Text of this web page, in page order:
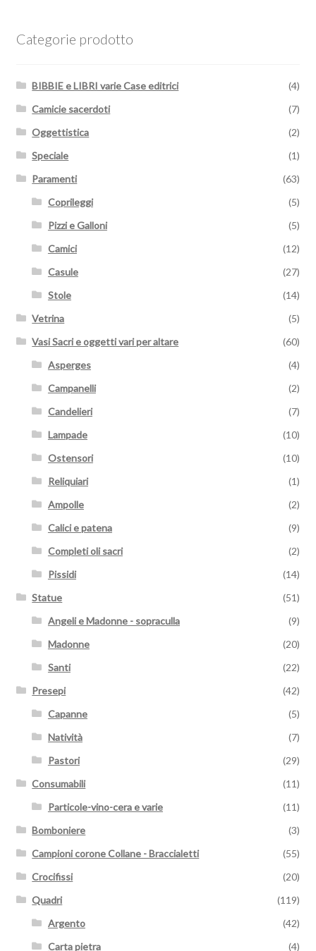
Categorie prodotto
BIBBIE e LIBRI varie Case editrici
(4)
Camicie sacerdoti
(7)
Oggettistica
(2)
Speciale
(1)
Paramenti
(63)
Coprileggi
(5)
Pizzi e Galloni
(5)
Camici
(12)
Casule
(27)
Stole
(14)
Vetrina
(5)
Vasi Sacri e oggetti vari per altare
(60)
Asperges
(4)
Campanelli
(2)
Candelieri
(7)
Lampade
(10)
Ostensori
(10)
Reliquiari
(1)
Ampolle
(2)
Calici e patena
(9)
Completi oli sacri
(2)
Pissidi
(14)
Statue
(51)
Angeli e Madonne - sopraculla
(9)
Madonne
(20)
Santi
(22)
Presepi
(42)
Capanne
(5)
Natività
(7)
Pastori
(29)
Consumabili
(11)
Particole-vino-cera e varie
(11)
Bomboniere
(3)
Campioni corone Collane - Braccialetti
(55)
Crocifissi
(20)
Quadri
(119)
Argento
(42)
Carta pietra
(4)